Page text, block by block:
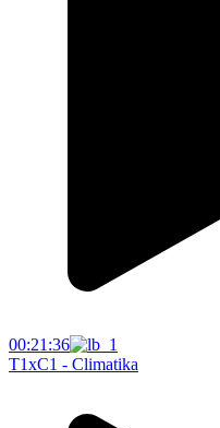
00:21:36
T1xC1 - Climatika